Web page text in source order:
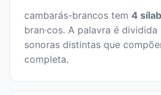
cambarás-brancos tem 4
bran·cos. A palavra é
sonoras distintas que
completa.